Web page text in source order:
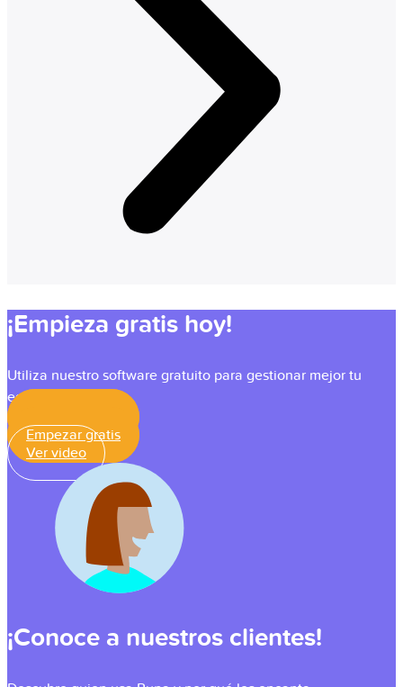
¡Empieza gratis hoy!
Utiliza nuestro software gratuito para gestionar mejor tu
equipo.
Empezar gratis
Ver video
¡Conoce a nuestros clientes!